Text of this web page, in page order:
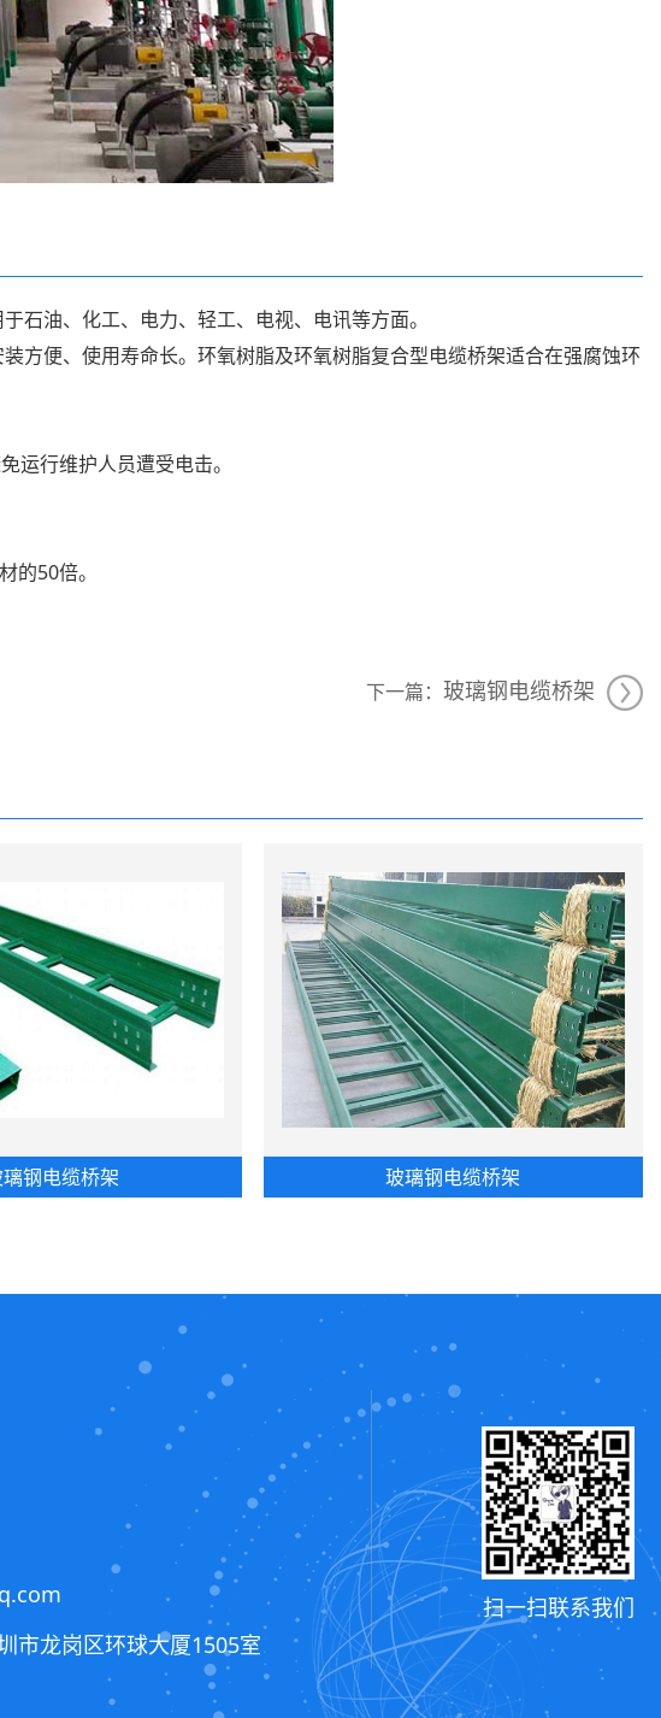
石油、化工、电力、轻工、电视、电讯等方面。
方便、使用寿命长。环氧树脂及环氧树脂复合型电缆桥架适合在强腐蚀环
运行维护人员遭受电击。
的50倍。
下一篇： 玻璃钢电缆桥架
钢电缆桥架 玻璃钢电缆桥架
市龙岗区环球大厦1505室
扫一扫联系我们